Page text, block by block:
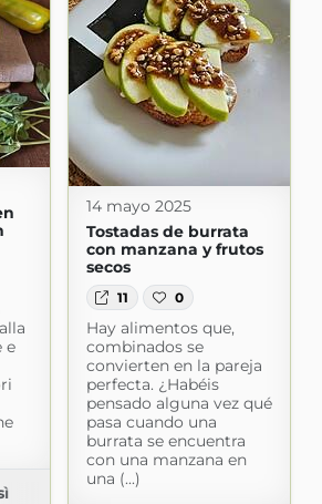
e
14 mayo 2025
Tostadas de burrata
con manzana y frutos
secos
11 0
Hay alimentos que,
combinados se
convierten en la pareja
perfecta. ¿Habéis
pensado alguna vez qué
pasa cuando una
burrata se encuentra
con una manzana en
una (...)